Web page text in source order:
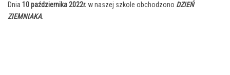
Dnia 10 października 2022r.w naszej szkole obchodzono DZIEŃ
ZIEMNIAKA.